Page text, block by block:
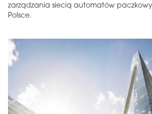
zarządzania siecią automatów
Polsce.